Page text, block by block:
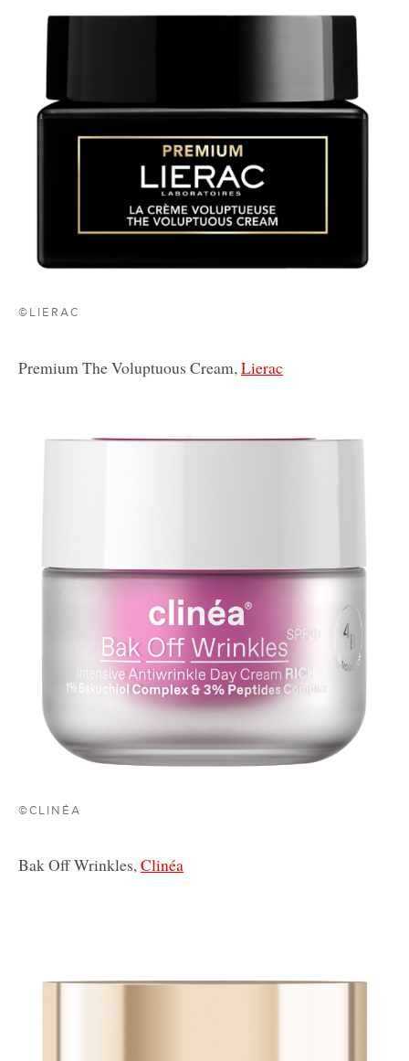
©LIERAC
Premium The Voluptuous Cream, Lierac
©CLINÉA
Bak Off Wrinkles,Clinéa